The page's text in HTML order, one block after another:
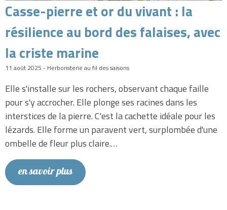
Casse-pierre et or du vivant : la
résilience au bord des falaises, avec
la criste marine
11 août 2025 - Herboristerie au fil des saisons
Elle s'installe sur les rochers, observant chaque faille
pour s'y accrocher. Elle plonge ses racines dans les
interstices de la pierre. C'est la cachette idéale pour les
lézards. Elle forme un paravent vert, surplombée d'une
ombelle de fleur plus claire.…
en savoir plus